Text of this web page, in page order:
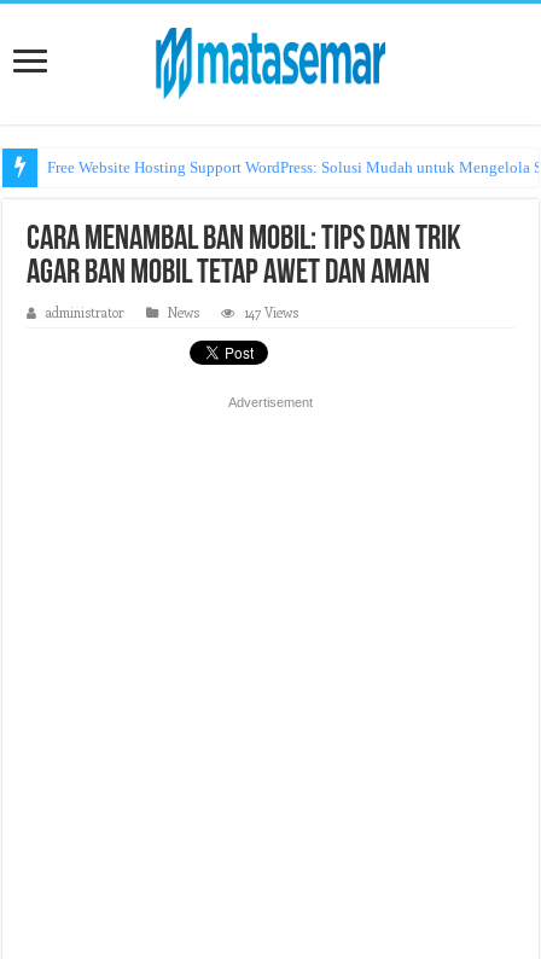
Free Website Hosting Support WordPress: Solusi Mudah untuk Mengelola
Cara Menambal Ban Mobil: Tips dan Trik
Agar Ban Mobil Tetap Awet dan Aman
administrator News 147 Views
Advertisement